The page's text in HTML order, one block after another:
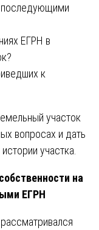
последующими
ЕГРН в
к
участок
вопросах и дать
участка.
на
ЕГРН